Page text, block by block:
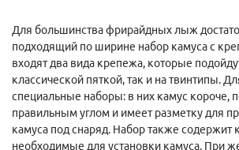
Для большинства фрирайдных лыж
подходящий по ширине набор камуса с
входят два вида крепежа, которые
классической пяткой, так и на твинтипы.
специальные наборы: в них камус короче,
правильным углом и имеет разметку для
камуса под снаряд. Набор также содержит
необходимые для установки камуса. При